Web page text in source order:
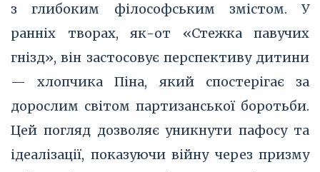
з глибоким філософським змістом. У
ранніх творах, як-от «Стежка павучих
гнізд», він застосовує перспективу дитини
— хлопчика Піна, який спостерігає за
дорослим світом партизанської боротьби.
Цей погляд дозволяє уникнути пафосу та
ідеалізації, показуючи війну через призму